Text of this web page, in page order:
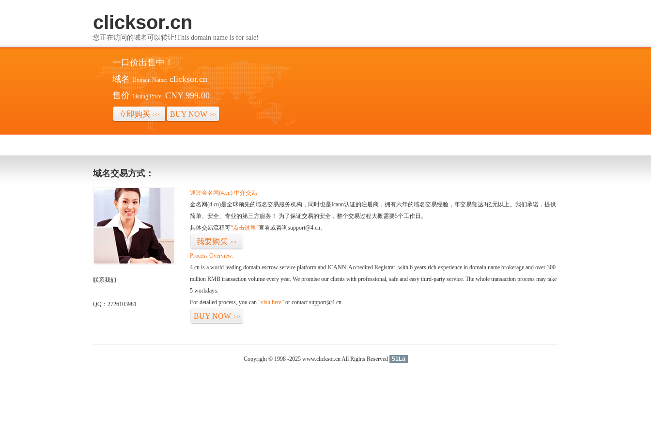
clicksor.cn
您正在访问的域名可以转让!This domain name is for sale!
一口价出售中！
域名 Domain Name: clicksor.cn
售价 Listing Price: CNY 999.00
立即购买 >> BUY NOW >>
域名交易方式：
联系我们
QQ：2726103981
通过金名网(4.cn) 中介交易
金名网(4.cn)是全球领先的域名交易服务机构，同时也是Icann认证的注册商，拥有六年的域名交易经验，年交易额达3亿元以上。我们承诺，提供
简单、安全、专业的第三方服务！ 为了保证交易的安全，整个交易过程大概需要5个工作日。
具体交易流程可“点击这里”查看或咨询support@4.cn。
我要购买 >>
Process Overview:
4.cn is a world leading domain escrow service platform and ICANN-Accredited Registrar, with 6 years rich experience in domain name brokerage and over 300
million RMB transaction volume every year. We promise our clients with professional, safe and easy third-party service. The whole transaction process may take
5 workdays.
For detailed process, you can “visit here” or contact support@4.cn.
BUY NOW >>
Copyright © 1998 -2025 www.clicksor.cn All Rights Reserved 51La